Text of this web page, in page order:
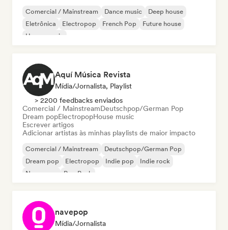
Comercial / Mainstream Dance music
Deep house
Eletrônica
Electropop French Pop
Future house
House music
Aquí Música Revista
Mídia/Jornalista, Playlist
> 2200 feedbacks enviados
Comercial / MainstreamDeutschpop/German Pop
Dream popElectropopHouse music
Escrever artigos
Adicionar artistas às minhas playlists de maior impacto
Comercial / Mainstream
Deutschpop/German Pop
Dream pop
Electropop Indie pop
Indie rock
New wave
Pop Punk
navepop
Mídia/Jornalista